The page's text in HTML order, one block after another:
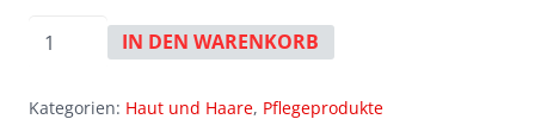
Equimyl
Care
IN DEN WARENKORB
Kategorien: Haut und Haare, Pflegeprodukte